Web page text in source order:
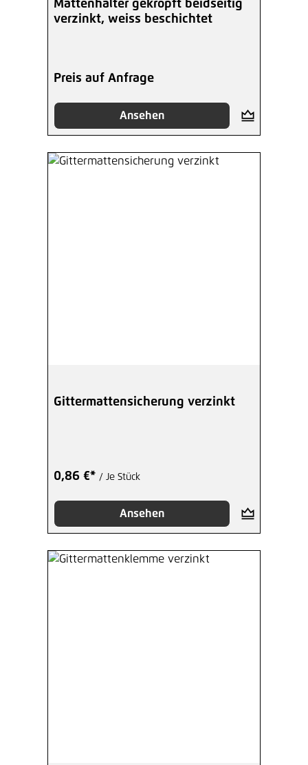
Mattenhalter gekröpft beidseitig
verzinkt, weiss beschichtet
Preis auf Anfrage
Ansehen
Gittermattensicherung verzinkt
0,86 €* / Je Stück
Ansehen